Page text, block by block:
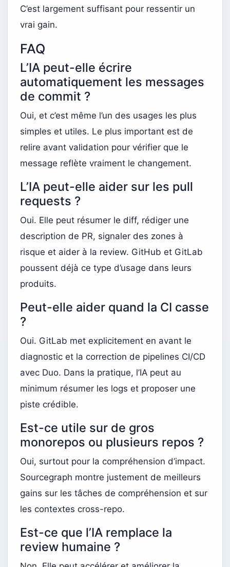
C’est largement suffisant pour ressentir un
vrai gain.
FAQ
L’IA peut-elle écrire
automatiquement les messages
de commit ?
Oui, et c’est même l’un des usages les plus
simples et utiles. Le plus important est de
relire avant validation pour vérifier que le
message reflète vraiment le changement.
L’IA peut-elle aider sur les pull
requests ?
Oui. Elle peut résumer le diff, rédiger une
description de PR, signaler des zones à
risque et aider à la review. GitHub et GitLab
poussent déjà ce type d’usage dans leurs
produits.
Peut-elle aider quand la CI casse
?
Oui. GitLab met explicitement en avant le
diagnostic et la correction de pipelines CI/CD
avec Duo. Dans la pratique, l’IA peut au
minimum résumer les logs et proposer une
piste crédible.
Est-ce utile sur de gros
monorepos ou plusieurs repos ?
Oui, surtout pour la compréhension d’impact.
Sourcegraph montre justement de meilleurs
gains sur les tâches de compréhension et sur
les contextes cross-repo.
Est-ce que l’IA remplace la
review humaine ?